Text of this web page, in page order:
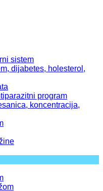
sistem
dijabetes, holesterol,
program
koncentracija,